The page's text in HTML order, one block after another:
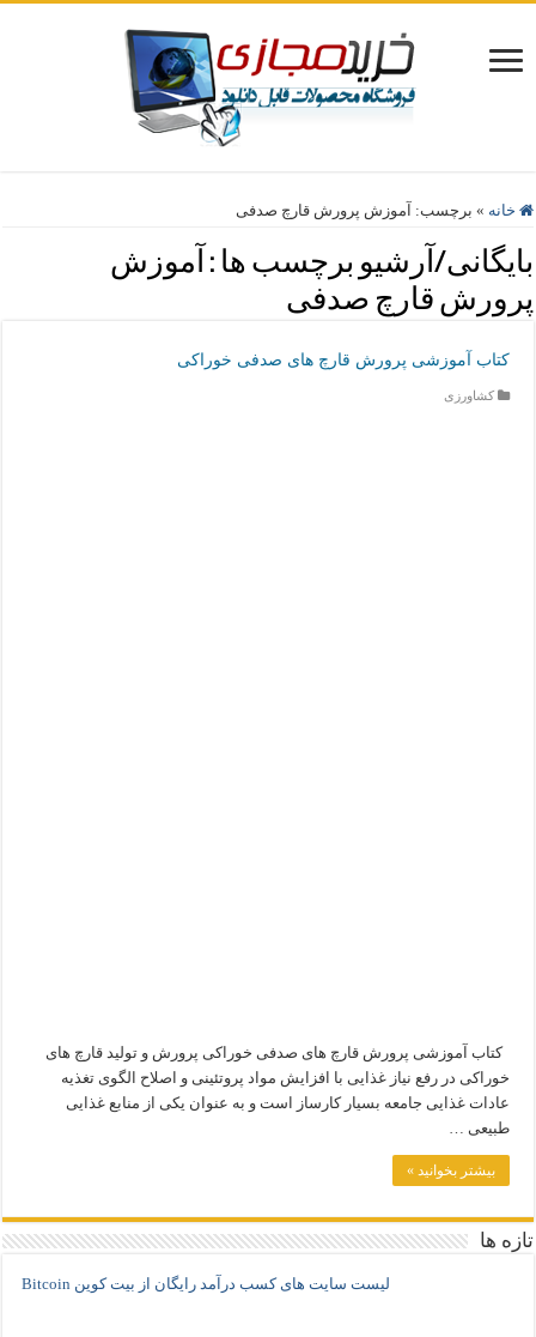
خانه » برچسب: آموزش پرورش قارچ صدفی
بایگانی/آرشیو برچسب ها : آموزش
پرورش قارچ صدفی
کتاب آموزشی پرورش قارچ های صدفی خوراکی
کشاورزی
کتاب آموزشی پرورش قارچ های صدفی خوراکی پرورش و تولید قارچ های
خوراکی در رفع نیاز غذایی با افزایش مواد پروتئینی و اصلاح الگوی تغذیه
عادات غذایی جامعه بسیار کارساز است و به عنوان یکی از منابع غذایی
طبیعی …
بیشتر بخوانید »
تازه ها
لیست سایت های کسب درآمد رایگان از بیت کوین Bitcoin